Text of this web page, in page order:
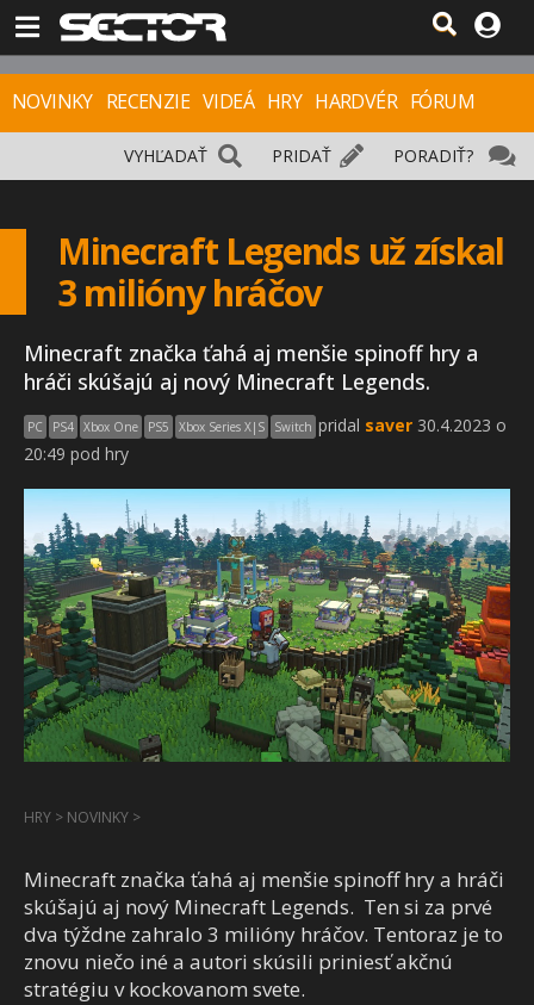
NOVINKY RECENZIE VIDEÁ HRY HARDVÉR FÓRUM
PORADIŤ?
PRIDAŤ
VYHĽADAŤ
Minecraft Legends už získal
3 milióny hráčov
Minecraft značka ťahá aj menšie spinoff hry a
hráči skúšajú aj nový Minecraft Legends.
PC PS4 Xbox One PS5 Xbox Series X|S Switch pridal saver 30.4.2023 o
20:49 pod hry
HRY > NOVINKY >
Minecraft značka ťahá aj menšie spinoff hry a hráči
skúšajú aj nový Minecraft Legends. Ten si za prvé
dva týždne zahralo 3 milióny hráčov. Tentoraz je to
znovu niečo iné a autori skúsili priniesť akčnú
stratégiu v kockovanom svete.